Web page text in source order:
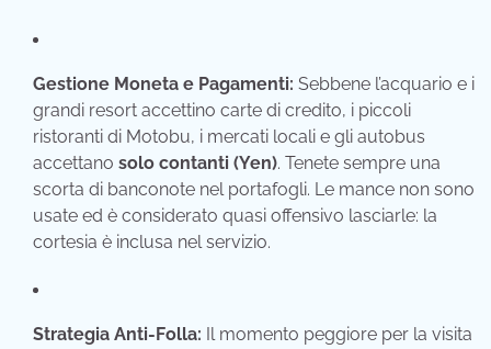
Gestione Moneta e Pagamenti: Sebbene l’acquario e i
grandi resort accettino carte di credito, i piccoli
ristoranti di Motobu, i mercati locali e gli autobus
accettano solo contanti (Yen). Tenete sempre una
scorta di banconote nel portafogli. Le mance non sono
usate ed è considerato quasi offensivo lasciarle: la
cortesia è inclusa nel servizio.
Strategia Anti-Folla: Il momento peggiore per la visita